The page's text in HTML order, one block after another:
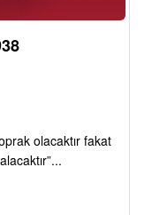
olacaktır fakat